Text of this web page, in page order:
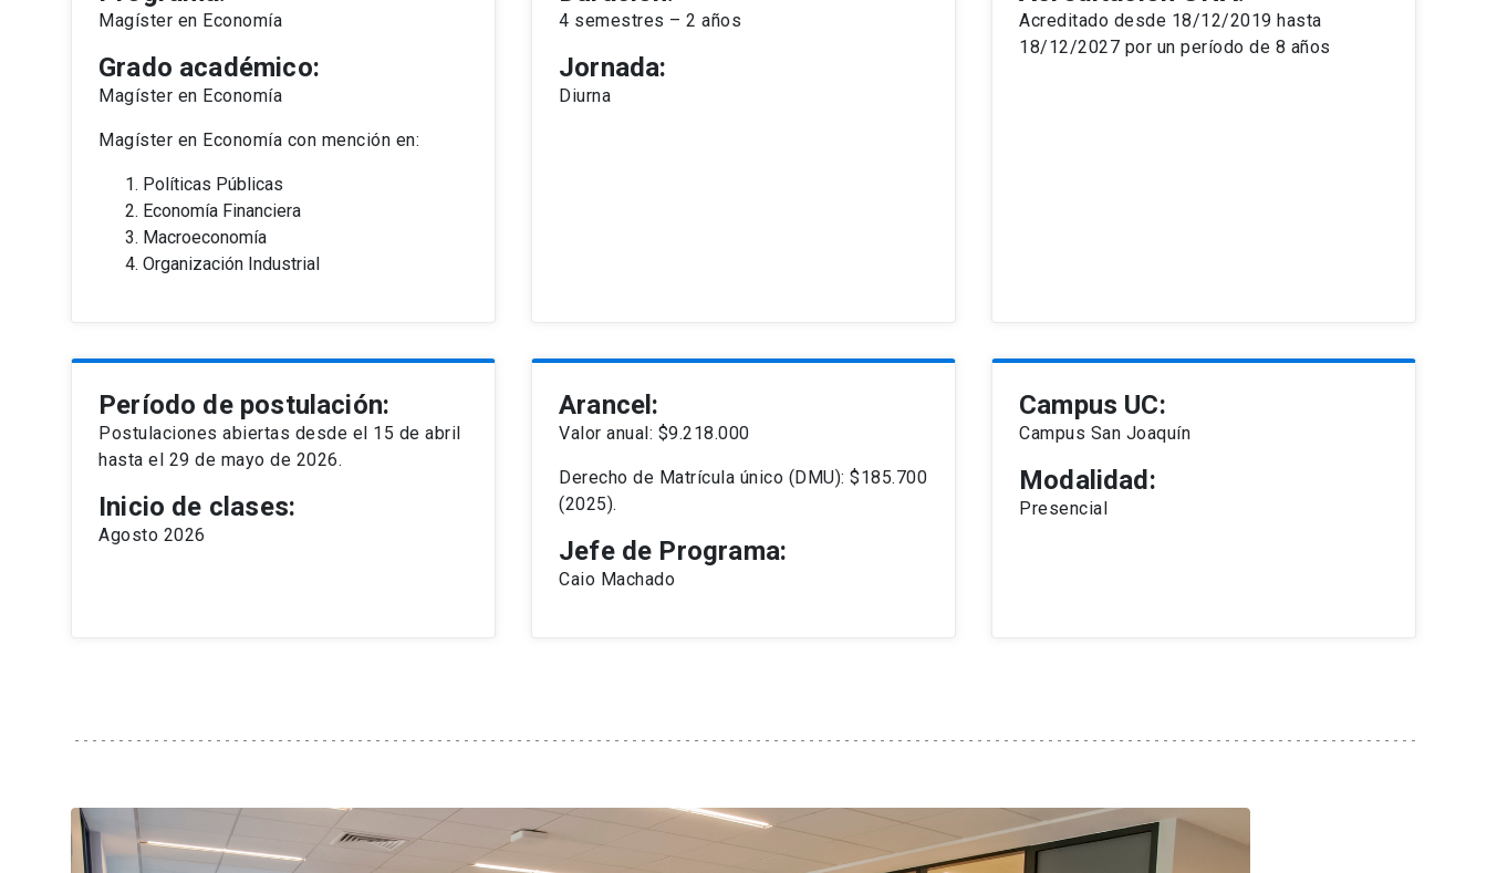
Magíster en Economía
Grado académico:
Magíster en Economía
Magíster en Economía con mención en:
Políticas Públicas
Economía Financiera
Macroeconomía
Organización Industrial
4 semestres – 2 años
Jornada:
Diurna
Acreditado desde 18/12/2019 hasta
18/12/2027 por un período de 8 años
Período de postulación:
Postulaciones abiertas desde el 15 de abril
hasta el 29 de mayo de 2026.
Inicio de clases:
Agosto 2026
Arancel:
Valor anual: $9.218.000
Derecho de Matrícula único (DMU): $185.700
(2025).
Jefe de Programa:
Caio Machado
Campus UC:
Campus San Joaquín
Modalidad:
Presencial